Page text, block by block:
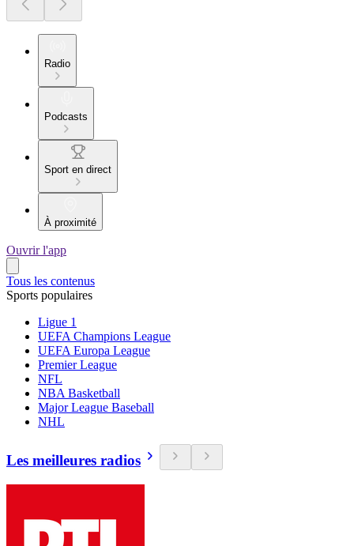
Radio
Podcasts
Sport en direct
À proximité
Ouvrir l'app
Tous les contenus
Sports populaires
Ligue 1
UEFA Champions League
UEFA Europa League
Premier League
NFL
NBA Basketball
Major League Baseball
NHL
Les meilleures radios